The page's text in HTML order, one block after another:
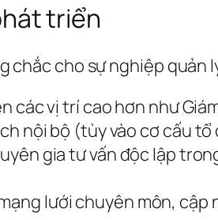
triển
chắc cho sự nghiệp quản
các vị trí cao hơn như
nội bộ (tùy vào cơ cấu tổ
gia tư vấn độc lập
lưới chuyên môn,